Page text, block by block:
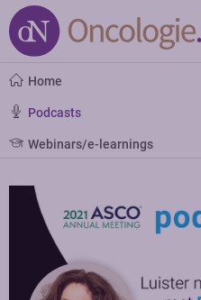
Home
Podcasts
Webinars/e-learnings